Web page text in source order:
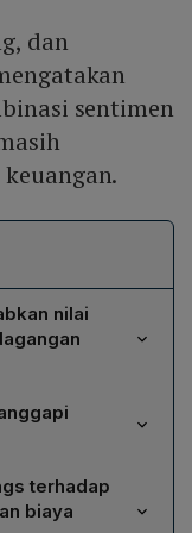
dan
sentimen
nilai
rupiah
domestik.
meningkat
KTT NATO di
antara
intervensi di
nilai tukar.
Forward
terhadap
biaya